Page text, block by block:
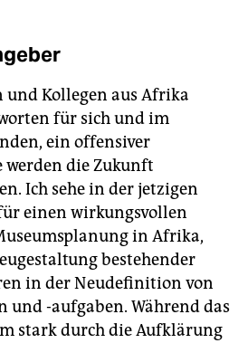
und Kollegen aus Afrika
für sich und im
ein offensiver
werden die Zukunft
Ich sehe in der jetzigen
einen wirkungsvollen
in Afrika,
bestehender
in der Neudefinition von
und -aufgaben. Während das
stark durch die Aufklärung